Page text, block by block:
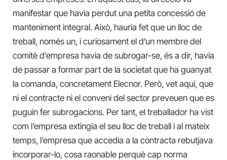
manifestar que havia perdut una petita concessió de
manteniment integral. Això, hauria fet que un lloc de
treball, només un, i curiosament el d’un membre del
comitè d’empresa havia de subrogar-se, és a dir, havia
de passar a formar part de la societat que ha guanyat
la comanda, concretament Elecnor. Però, vet aquí, que
ni el contracte ni el conveni del sector preveuen que es
puguin fer subrogacions. Per tant, el treballador ha vist
com l’empresa extingia el seu lloc de treball i al mateix
temps, l’empresa que accedia a la contracta rebutjava
incorporar-lo, cosa raonable perquè cap norma